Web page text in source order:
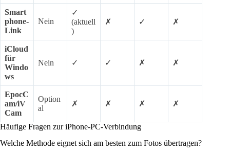
Smart
phone-
Link
Nein
✓
(aktuell
)
✗ ✓ ✗
iCloud
für
Windo
ws
Nein ✓ ✓ ✗ ✗
EpocC
am/iV
Cam
Option
al
✗ ✗ ✗ ✗
Häufige Fragen zur iPhone-PC-Verbindung
Welche Methode eignet sich am besten zum Fotos übertragen?